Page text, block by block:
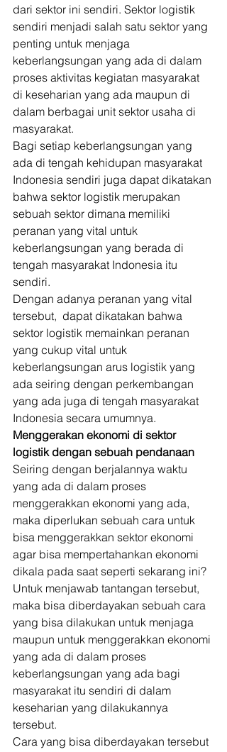
dari sektor ini sendiri. Sektor logistik
sendiri menjadi salah satu sektor yang
penting untuk menjaga
keberlangsungan yang ada di dalam
proses aktivitas kegiatan masyarakat
di keseharian yang ada maupun di
dalam berbagai unit sektor usaha di
masyarakat.
Bagi setiap keberlangsungan yang
ada di tengah kehidupan masyarakat
Indonesia sendiri juga dapat dikatakan
bahwa sektor logistik merupakan
sebuah sektor dimana memiliki
peranan yang vital untuk
keberlangsungan yang berada di
tengah masyarakat Indonesia itu
sendiri.
Dengan adanya peranan yang vital
tersebut,  dapat dikatakan bahwa
sektor logistik memainkan peranan
yang cukup vital untuk
keberlangsungan arus logistik yang
ada seiring dengan perkembangan
yang ada juga di tengah masyarakat
Indonesia secara umumnya.
Menggerakan ekonomi di sektor
logistik dengan sebuah pendanaan
Seiring dengan berjalannya waktu
yang ada di dalam proses
menggerakkan ekonomi yang ada,
maka diperlukan sebuah cara untuk
bisa menggerakkan sektor ekonomi
agar bisa mempertahankan ekonomi
dikala pada saat seperti sekarang ini?
Untuk menjawab tantangan tersebut,
maka bisa diberdayakan sebuah cara
yang bisa dilakukan untuk menjaga
maupun untuk menggerakkan ekonomi
yang ada di dalam proses
keberlangsungan yang ada bagi
masyarakat itu sendiri di dalam
keseharian yang dilakukannya
tersebut.
Cara yang bisa diberdayakan tersebut